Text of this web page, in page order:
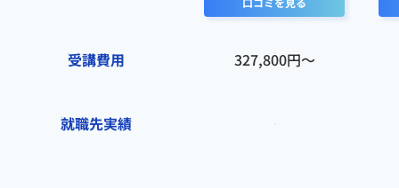
受講費用 327,800円〜
就職先実績